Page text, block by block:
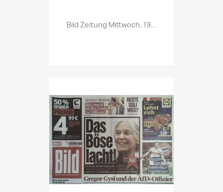
Vorschau
Bild Zeitung Mittwoch, 19...